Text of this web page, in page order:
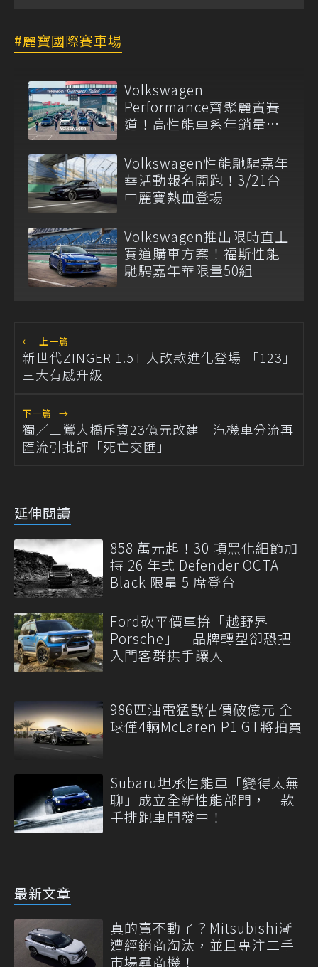
麗寶國際賽車場
Volkswagen
Performance齊聚麗寶賽
道！高性能車系年銷量占
Volkswagen性能馳騁嘉年
華活動報名開跑！3/21台
中麗寶熱血登場
Volkswagen推出限時直上
賽道購車方案！福斯性能
馳騁嘉年華限量50組
← 上一篇
新世代ZINGER 1.5T 大改款進化登場 「123」
三大有感升級
下一篇 →
獨／三鶯大橋斥資23億元改建 汽機車分流再
匯流引批評「死亡交匯」
延伸閱讀
858 萬元起！30 項黑化細節加
持 26 年式 Defender OCTA
Black 限量 5 席登台
Ford砍平價車拚「越野界
Porsche」 品牌轉型卻恐把
入門客群拱手讓人
986匹油電猛獸估價破億元 全
球僅4輛McLaren P1 GT將拍賣
Subaru坦承性能車「變得太無
聊」成立全新性能部門，三款
手排跑車開發中！
最新文章
真的賣不動了？Mitsubishi漸
遭經銷商淘汰，並且專注二手
市場尋商機！